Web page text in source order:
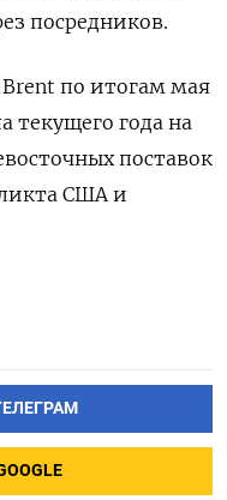
посредников.
по итогам мая
текущего года на
поставок
США и